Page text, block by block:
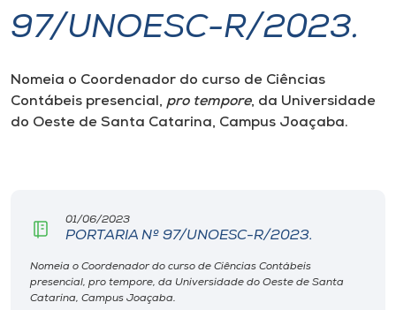
I.nova
Diplomados
Editora
97/UNOESC-R/2023.
Nomeia o Coordenador do curso de Ciências
Contábeis presencial, pro tempore, da Universidade
do Oeste de Santa Catarina, Campus Joaçaba.
01/06/2023
PORTARIA Nº 97/UNOESC-R/2023.
Nomeia o Coordenador do curso de Ciências Contábeis
presencial, pro tempore, da Universidade do Oeste de Santa
Catarina, Campus Joaçaba.